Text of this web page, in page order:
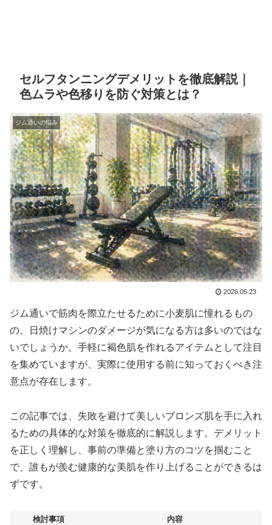
セルフタンニングデメリットを徹底解説｜
色ムラや色移りを防ぐ対策とは？
ジム通いの悩み
2026.05.23
ジム通いで筋肉を際立たせるために小麦肌に憧れるもの
の、日焼けマシンのダメージが気になる方は多いのではな
いでしょうか。手軽に褐色肌を作れるアイテムとして注目
を集めていますが、実際に使用する前に知っておくべき注
意点が存在します。
この記事では、失敗を避けて美しいブロンズ肌を手に入れ
るための具体的な対策を徹底的に解説します。デメリット
を正しく理解し、事前の準備と塗り方のコツを掴むこと
で、誰もが羨む健康的な美肌を作り上げることができるは
ずです。
検討事項
内容